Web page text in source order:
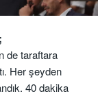
de taraftara
Her şeyden
40 dakika